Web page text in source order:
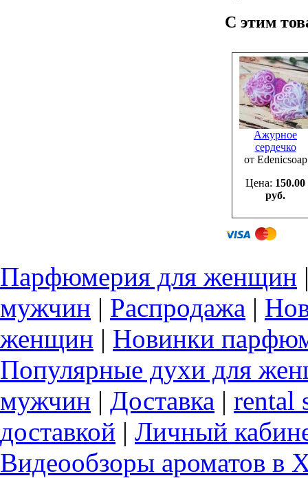
С этим
Ажурное
сердечко
от Edenicsoap
Цена: 150.00
руб.
Парфюмерия для женщин
мужчин | Распродажа |
женщин | Новинки
Популярные духи для
мужчин | Доставка | rental
доставкой | Личный
Видеообзоры ароматов в